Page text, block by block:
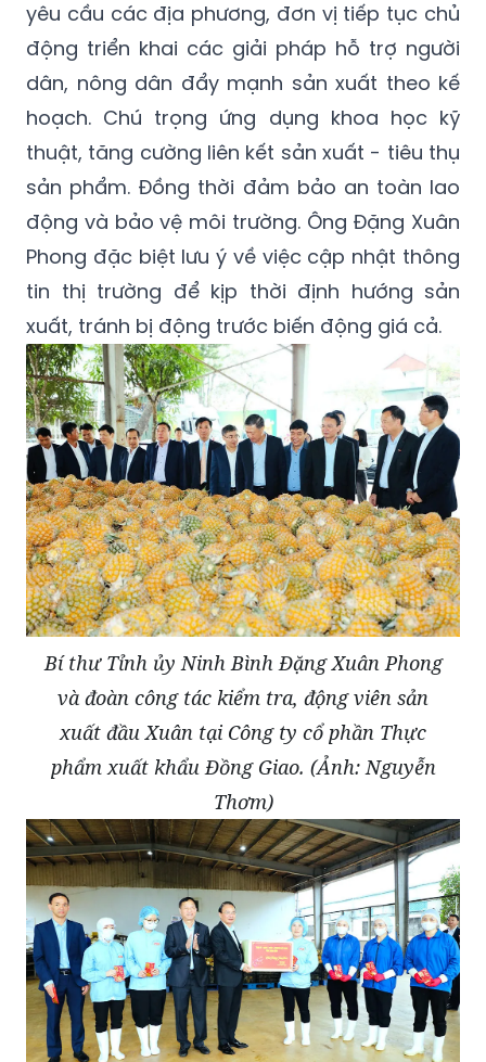
yêu cầu các địa phương, đơn vị tiếp tục chủ
động triển khai các giải pháp hỗ trợ người
dân, nông dân đẩy mạnh sản xuất theo kế
hoạch. Chú trọng ứng dụng khoa học kỹ
thuật, tăng cường liên kết sản xuất - tiêu thụ
sản phẩm. Đồng thời đảm bảo an toàn lao
động và bảo vệ môi trường. Ông Đặng Xuân
Phong đặc biệt lưu ý về việc cập nhật thông
tin thị trường để kịp thời định hướng sản
xuất, tránh bị động trước biến động giá cả.
Bí thư Tỉnh ủy Ninh Bình Đặng Xuân Phong
và đoàn công tác kiểm tra, động viên sản
xuất đầu Xuân tại Công ty cổ phần Thực
phẩm xuất khẩu Đồng Giao. (Ảnh: Nguyễn
Thơm)